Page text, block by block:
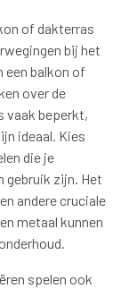
of dakterras
bij het
een balkon of
over de
vaak beperkt,
ideaal. Kies
die je
gebruik zijn. Het
andere cruciale
metaal kunnen
spelen ook